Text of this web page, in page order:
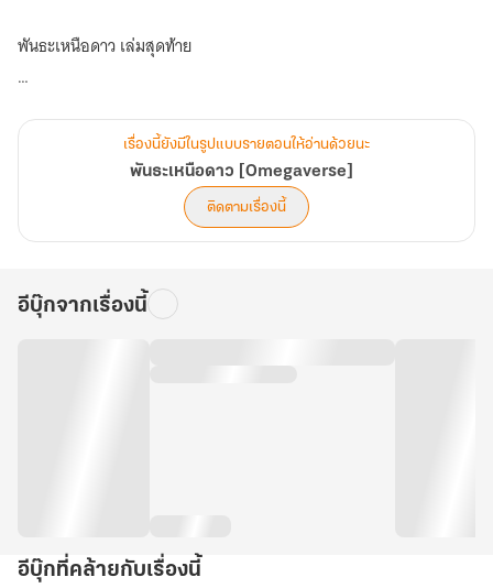
พันธะเหนือดาว เล่มสุดท้าย
เรื่องนี้ยังมีในรูปแบบรายตอนให้อ่านด้วยนะ
พันธะเหนือดาว [Omegaverse]
ติดตามเรื่องนี้
อีบุ๊กจากเรื่องนี้
อีบุ๊กที่คล้ายกับเรื่องนี้